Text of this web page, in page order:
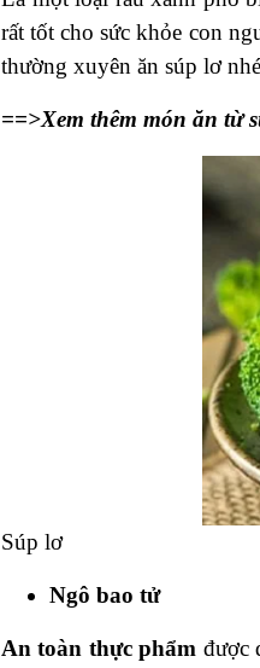
rất tốt cho sức khỏe con
thường xuyên ăn súp lơ
==>Xem thêm món ăn từ
Súp lơ
Ngô bao tử
An toàn thực phẩm được